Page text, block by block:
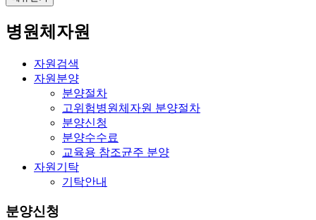
병원체자원
자원검색
자원분양
분양절차
고위험병원체자원 분양절차
분양신청
분양수수료
교육용 참조균주 분양
자원기탁
기탁안내
분양신청